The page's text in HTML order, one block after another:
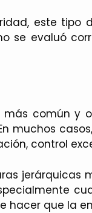
este tipo
se evaluó
común y
muchos
control
hacer que la